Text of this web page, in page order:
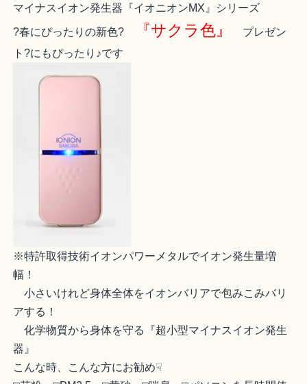
マイナスイオン発生器『イオニオンMX』シリーズ
?春にぴったりの新色? 『サクラ色』
プレゼン
ト?にもぴったり♪です
※特許取得技術イオンパワーメタルでイオン発生量増
幅！
小さいけれど身体全体をイオンバリアで包みこみバリ
アする！
化学物質から身体を守る『超小型マイナスイオン発生
器』
こんな時、こんな方にお勧め☟